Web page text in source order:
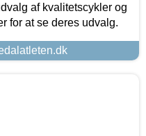
af kvalitetscykler og
for at se deres udvalg.